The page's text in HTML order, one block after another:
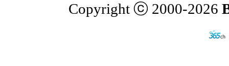
Copyright ⓒ 2000-2026